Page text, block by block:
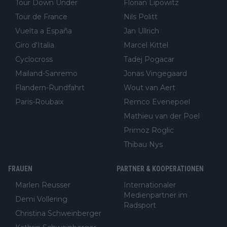
Tour Down Under
Tour de France
Vuelta a España
Giro d'Italia
Cyclocross
Mailand-Sanremo
Flandern-Rundfahrt
Paris-Roubaix
Florian Lipowitz
Nils Politt
Jan Ullrich
Marcel Kittel
Tadej Pogacar
Jonas Vingegaard
Wout van Aert
Remco Evenepoel
Mathieu van der Poel
Primoz Roglic
Thibau Nys
FRAUEN
Marlen Reusser
Demi Vollering
Christina Schweinberger
PARTNER & KOOPERATIONEN
Internationaler
Medienpartner im
Radsport